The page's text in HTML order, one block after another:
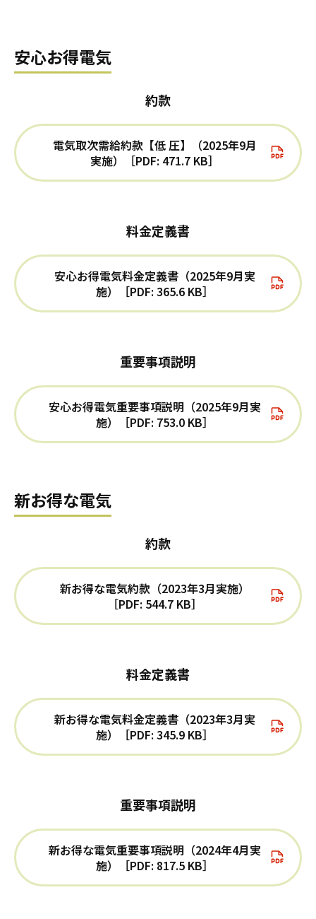
安心お得電気
約款
電気取次需給約款【低 圧】（2025年9月
実施）［PDF: 471.7 KB］
料金定義書
安心お得電気料金定義書（2025年9月実
施）［PDF: 365.6 KB］
重要事項説明
安心お得電気重要事項説明（2025年9月実
施）［PDF: 753.0 KB］
新お得な電気
約款
新お得な電気約款（2023年3月実施）
［PDF: 544.7 KB］
料金定義書
新お得な電気料金定義書（2023年3月実
施）［PDF: 345.9 KB］
重要事項説明
新お得な電気重要事項説明（2024年4月実
施）［PDF: 817.5 KB］